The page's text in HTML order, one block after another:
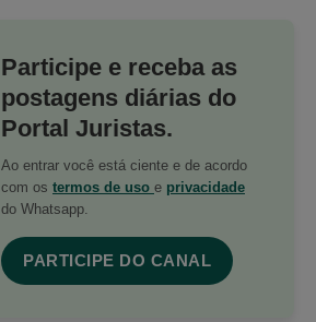
Participe e receba as
postagens diárias do
Portal Juristas.
Ao entrar você está ciente e de acordo
com os termos de uso e privacidade
do Whatsapp.
PARTICIPE DO CANAL